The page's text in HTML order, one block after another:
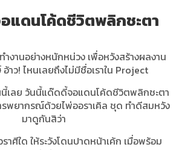
แดนโค้ดชีวิตพลิกชะตา
ำงานอย่างหนักหน่วง เพื่อหวังสร้างผลงาน
าว! ไหนเลยถึงไม่มีชื่อเราใน Project
นี้เลย วันนี้แด๊ดดี้จอแดนโค้ดชีวิตพลิกชะตา
รพยากรณ์ด้วยไพ่ออราเคิล ชุด ทำดีสมหวัง
มาดูกันสิว่า
าศีใด ให้ระวังโดนปาดหน้าเค้ก เมื่อพร้อม